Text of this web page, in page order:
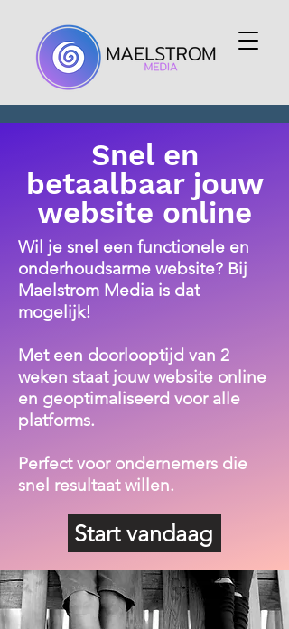
Snel en
betaalbaar jouw
website online
Wil je snel een functionele en
onderhoudsarme website? Bij
Maelstrom Media is dat
mogelijk!
Met een doorlooptijd van 2
weken staat jouw website online
en geoptimaliseerd voor alle
platforms.
Perfect voor ondernemers die
snel resultaat willen.
Start vandaag